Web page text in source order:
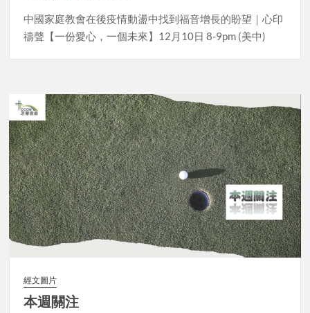
中國家庭教會在後疫情動盪中找到福音增長的盼望｜心印
禱聲【一份愛心，一個未來】12月10日 8-9pm (美中)
經文圖片
本週關注